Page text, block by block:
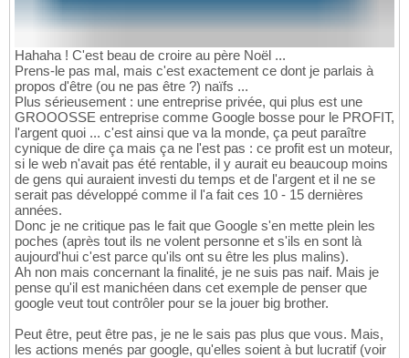
Hahaha ! C'est beau de croire au père Noël ...
Prens-le pas mal, mais c'est exactement ce dont je parlais à
propos d'être (ou ne pas être ?) naïfs ...
Plus sérieusement : une entreprise privée, qui plus est une
GROOOSSE entreprise comme Google bosse pour le PROFIT,
l'argent quoi ... c'est ainsi que va la monde, ça peut paraître
cynique de dire ça mais ça ne l'est pas : ce profit est un moteur,
si le web n'avait pas été rentable, il y aurait eu beaucoup moins
de gens qui auraient investi du temps et de l'argent et il ne se
serait pas développé comme il l'a fait ces 10 - 15 dernières
années.
Donc je ne critique pas le fait que Google s'en mette plein les
poches (après tout ils ne volent personne et s'ils en sont là
aujourd'hui c'est parce qu'ils ont su être les plus malins).
Ah non mais concernant la finalité, je ne suis pas naif. Mais je
pense qu'il est manichéen dans cet exemple de penser que
google veut tout contrôler pour se la jouer big brother.
Peut être, peut être pas, je ne le sais pas plus que vous. Mais,
les actions menés par google, qu'elles soient à but lucratif (voir